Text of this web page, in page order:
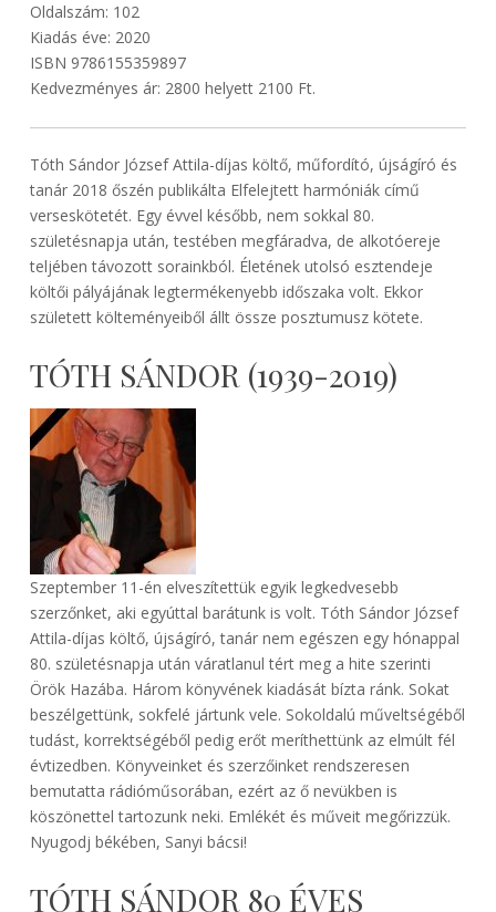
Oldalszám: 102
Kiadás éve: 2020
ISBN 9786155359897
Kedvezményes ár: 2800 helyett 2100 Ft.
Tóth Sándor József Attila-díjas költő, műfordító, újságíró és
tanár 2018 őszén publikálta Elfelejtett harmóniák című
verseskötetét. Egy évvel később, nem sokkal 80.
születésnapja után, testében megfáradva, de alkotóereje
teljében távozott sorainkból. Életének utolsó esztendeje
költői pályájának legtermékenyebb időszaka volt. Ekkor
született költeményeiből állt össze posztumusz kötete.
TÓTH SÁNDOR (1939-2019)
Szeptember 11-én elveszítettük egyik legkedvesebb
szerzőnket, aki egyúttal barátunk is volt. Tóth Sándor József
Attila-díjas költő, újságíró, tanár nem egészen egy hónappal
80. születésnapja után váratlanul tért meg a hite szerinti
Örök Hazába. Három könyvének kiadását bízta ránk. Sokat
beszélgettünk, sokfelé jártunk vele. Sokoldalú műveltségéből
tudást, korrektségéből pedig erőt meríthettünk az elmúlt fél
évtizedben. Könyveinket és szerzőinket rendszeresen
bemutatta rádióműsorában, ezért az ő nevükben is
köszönettel tartozunk neki. Emlékét és műveit megőrizzük.
Nyugodj békében, Sanyi bácsi!
TÓTH SÁNDOR 80 ÉVES